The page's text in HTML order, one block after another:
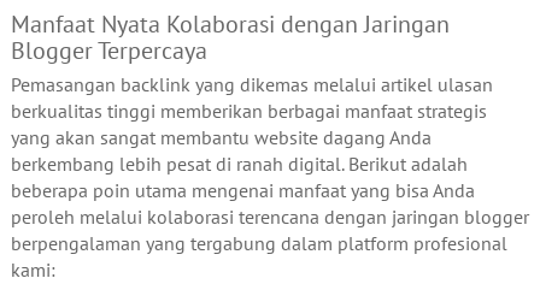
Manfaat Nyata Kolaborasi dengan Jaringan
Blogger Terpercaya
Pemasangan backlink yang dikemas melalui artikel ulasan
berkualitas tinggi memberikan berbagai manfaat strategis
yang akan sangat membantu website dagang Anda
berkembang lebih pesat di ranah digital. Berikut adalah
beberapa poin utama mengenai manfaat yang bisa Anda
peroleh melalui kolaborasi terencana dengan jaringan blogger
berpengalaman yang tergabung dalam platform profesional
kami: